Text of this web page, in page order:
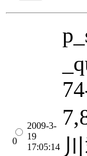
0
2009-3-
19
17:05:14